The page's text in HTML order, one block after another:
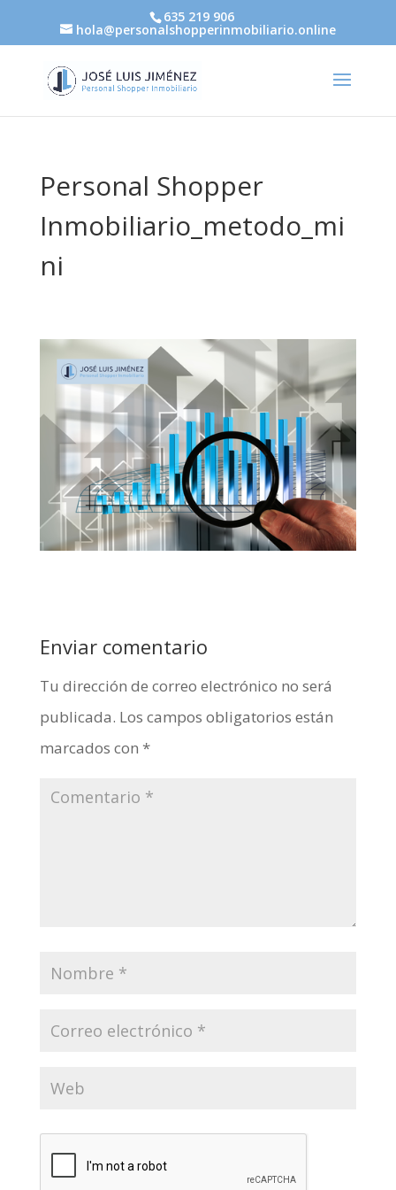
635 219 906
hola@personalshopperinmobiliario.online
Personal Shopper
Inmobiliario_metodo_mi
ni
Enviar comentario
Tu dirección de correo electrónico no será
publicada. Los campos obligatorios están
marcados con *